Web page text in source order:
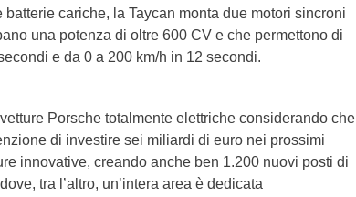
cariche, la Taycan monta due motori sincroni
una potenza di oltre 600 CV e che permettono di
e da 0 a 200 km/h in 12 secondi.
Porsche totalmente elettriche considerando che
di investire sei miliardi di euro nei prossimi
innovative, creando anche ben 1.200 nuovi posti di
tra l’altro, unʼintera area è dedicata